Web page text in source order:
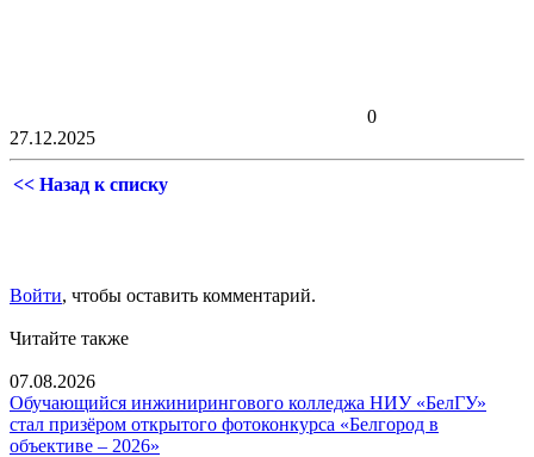
0
27.12.2025
<< Назад к списку
Войти, чтобы оставить комментарий.
Читайте также
07.08.2026
Обучающийся инжинирингового колледжа НИУ «БелГУ»
стал призёром открытого фотоконкурса «Белгород в
объективе – 2026»